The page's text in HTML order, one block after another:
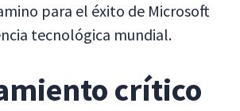
para el éxito de Microsoft
tecnológica mundial.
crítico